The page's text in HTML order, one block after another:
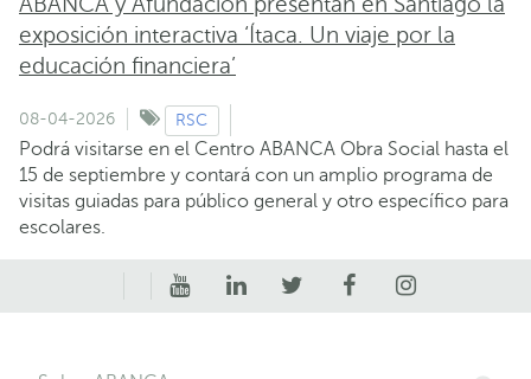
exposición interactiva ‘Ítaca. Un viaje por la
educación financiera’
08-04-2026 RSC
Podrá visitarse en el Centro ABANCA Obra Social hasta el
15 de septiembre y contará con un amplio programa de
visitas guiadas para público general y otro específico para
escolares.